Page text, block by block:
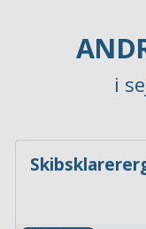
i